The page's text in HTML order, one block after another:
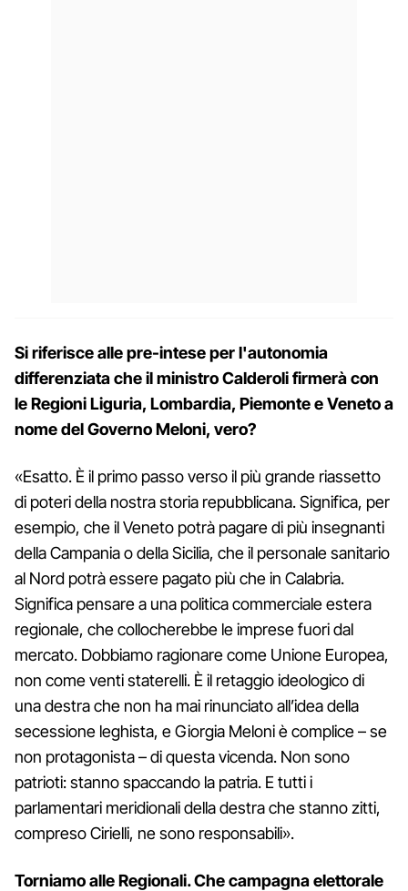
Si riferisce alle pre-intese per l'autonomia
differenziata che il ministro Calderoli firmerà con
le Regioni Liguria, Lombardia, Piemonte e Veneto a
nome del Governo Meloni, vero?
«Esatto. È il primo passo verso il più grande riassetto
di poteri della nostra storia repubblicana. Significa, per
esempio, che il Veneto potrà pagare di più insegnanti
della Campania o della Sicilia, che il personale sanitario
al Nord potrà essere pagato più che in Calabria.
Significa pensare a una politica commerciale estera
regionale, che collocherebbe le imprese fuori dal
mercato. Dobbiamo ragionare come Unione Europea,
non come venti staterelli. È il retaggio ideologico di
una destra che non ha mai rinunciato all’idea della
secessione leghista, e Giorgia Meloni è complice – se
non protagonista – di questa vicenda. Non sono
patrioti: stanno spaccando la patria. E tutti i
parlamentari meridionali della destra che stanno zitti,
compreso Cirielli, ne sono responsabili».
Torniamo alle Regionali. Che campagna elettorale